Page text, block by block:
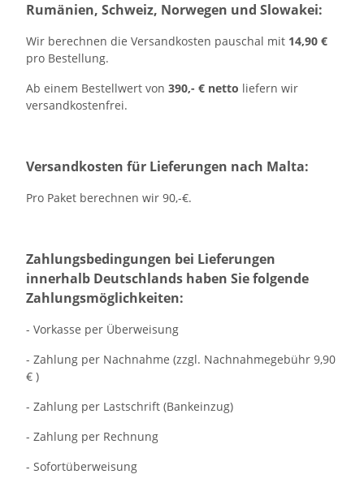
Rumänien, Schweiz, Norwegen und Slowakei:
Wir berechnen die Versandkosten pauschal mit 14,90 €
pro Bestellung.
Ab einem Bestellwert von 390,- € netto liefern wir
versandkostenfrei.
Versandkosten für Lieferungen nach Malta:
Pro Paket berechnen wir 90,-€.
Zahlungsbedingungen bei Lieferungen
innerhalb Deutschlands haben Sie folgende
Zahlungsmöglichkeiten:
- Vorkasse per Überweisung
- Zahlung per Nachnahme (zzgl. Nachnahmegebühr 9,90
€ )
- Zahlung per Lastschrift (Bankeinzug)
- Zahlung per Rechnung
- Sofortüberweisung